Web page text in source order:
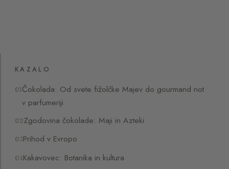
KAZALO
Čokolada: Od svete fižolčke Majev do gourmand not
v parfumeriji
Zgodovina čokolade: Maji in Azteki
Prihod v Evropo
Kakavovec: Botanika in kultura